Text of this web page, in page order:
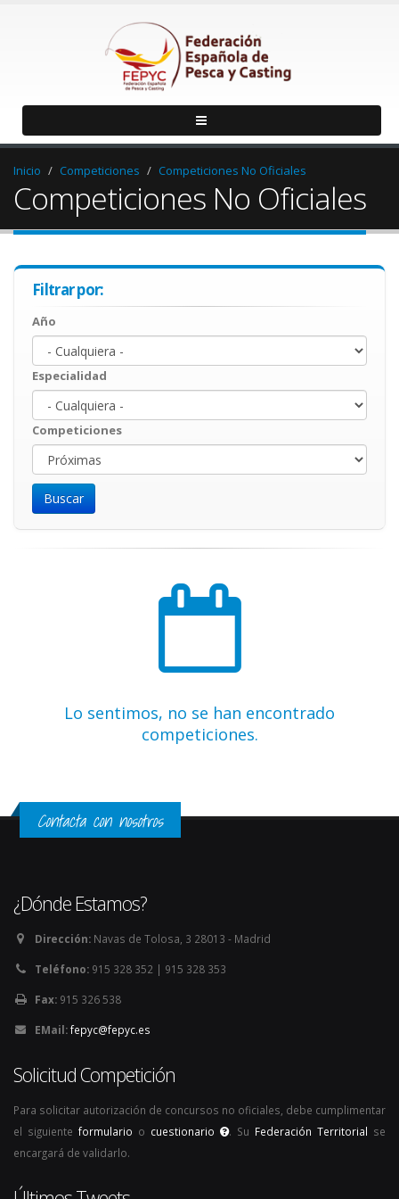
Inicio Competiciones Competiciones No Oficiales
Competiciones No Oficiales
Filtrar por:
Año
Year
Especialidad
Competiciones
Lo sentimos, no se han encontrado
competiciones.
Contacta con nosotros
¿Dónde Estamos?
Dirección: Navas de Tolosa, 3 28013 - Madrid
Teléfono: 915 328 352 | 915 328 353
Fax: 915 326 538
EMail:fepyc@fepyc.es
Solicitud Competición
Para solicitar autorización de concursos no oficiales, debe cumplimentar
el siguiente formulario o cuestionario . Su Federación Territorial se
encargará de validarlo.